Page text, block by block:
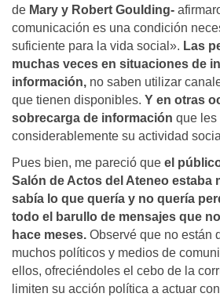
de Mary y Robert Goulding-
comunicación es una condición
suficiente para la vida social». Las
muchas veces en situaciones de
información, no saben utilizar
que tienen disponibles. Y en otras
sobrecarga de información que les
considerablemente su actividad
Pues bien, me pareció que el
Salón de Actos del Ateneo estaba
sabía lo que quería y no quería
todo el barullo de mensajes que
hace meses. Observé que no están
muchos políticos y medios de
ellos, ofreciéndoles el cebo de la
limiten su acción política a actuar